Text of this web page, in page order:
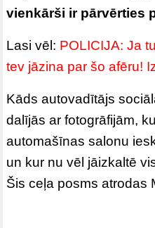
vienkārši ir pārvērties
Lasi vēl: POLICIJA: Ja
tev jāzina par šo afēru!
Kāds autovadītājs
dalījās ar fotogrāfijām,
automašīnas salonu
un kur nu vēl jāizkaltē
Šis ceļa posms atrodas